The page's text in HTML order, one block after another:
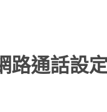
路通話設